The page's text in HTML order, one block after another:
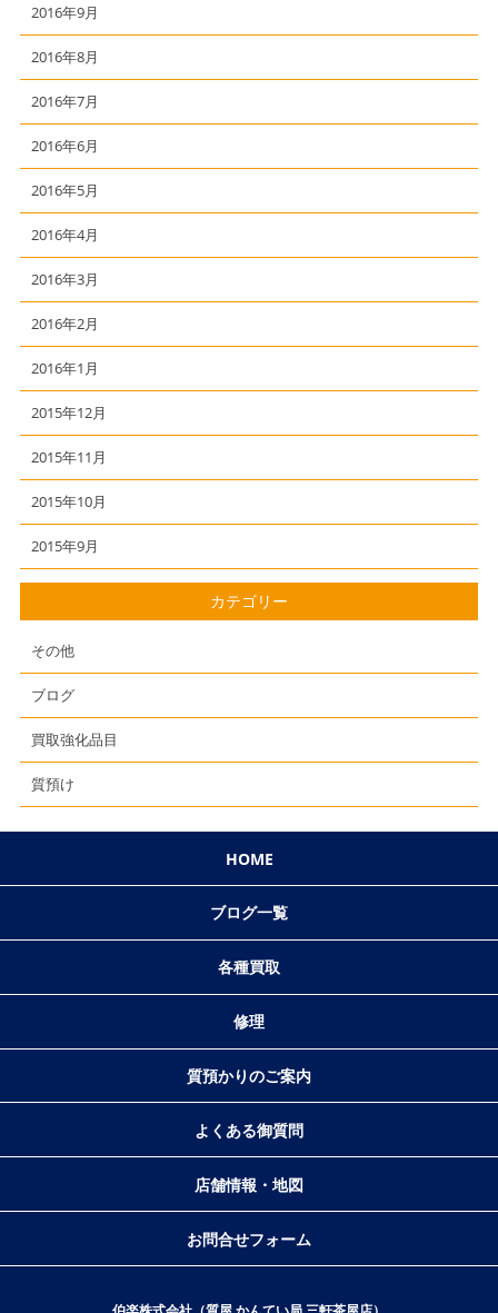
2016年9月
2016年8月
2016年7月
2016年6月
2016年5月
2016年4月
2016年3月
2016年2月
2016年1月
2015年12月
2015年11月
2015年10月
2015年9月
カテゴリー
その他
ブログ
買取強化品目
質預け
HOME
ブログ一覧
各種買取
修理
質預かりのご案内
よくある御質問
店舗情報・地図
お問合せフォーム